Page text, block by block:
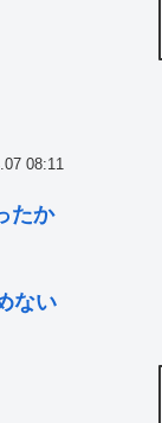
08:11
たか
ない